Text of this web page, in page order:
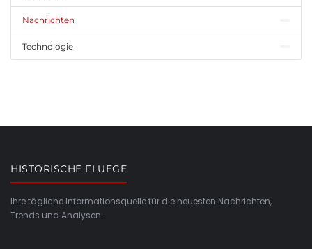
Nachrichten
Technologie
HISTORISCHE FLUEGE
Ihre tägliche Informationsquelle für die neuesten Nachrichten,
Trends und Analysen.